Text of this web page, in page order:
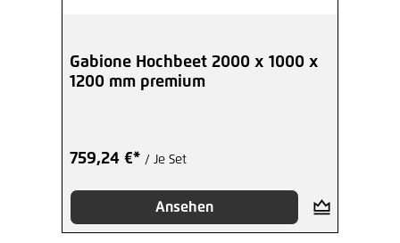
Gabione Hochbeet 2000 x 1000 x
1200 mm premium
759,24 €* / Je Set
Ansehen